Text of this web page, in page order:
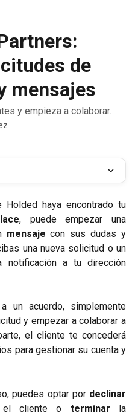
de
mensajes
y empieza a colaborar.
haya encontrado tu
, puede empezar una
mensaje con sus dudas y
una nueva solicitud o un
notificación a tu dirección
un acuerdo, simplemente
y empezar a colaborar a
el cliente te concederá
para gestionar su cuenta y
puedes optar por declinar
el cliente o terminar la